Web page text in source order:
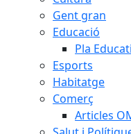
Gent gran
Educació
Pla
Esports
Habitatge
Comerç
Articles